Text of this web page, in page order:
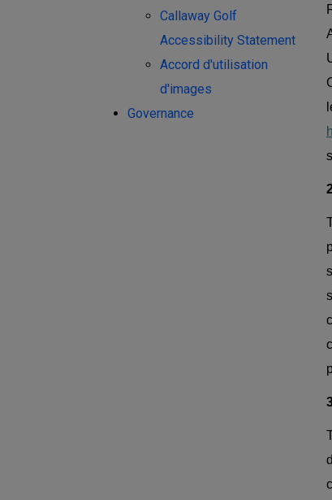
Callaway Golf
Accessibility Statement
Accord d'utilisation
d'images
Governance